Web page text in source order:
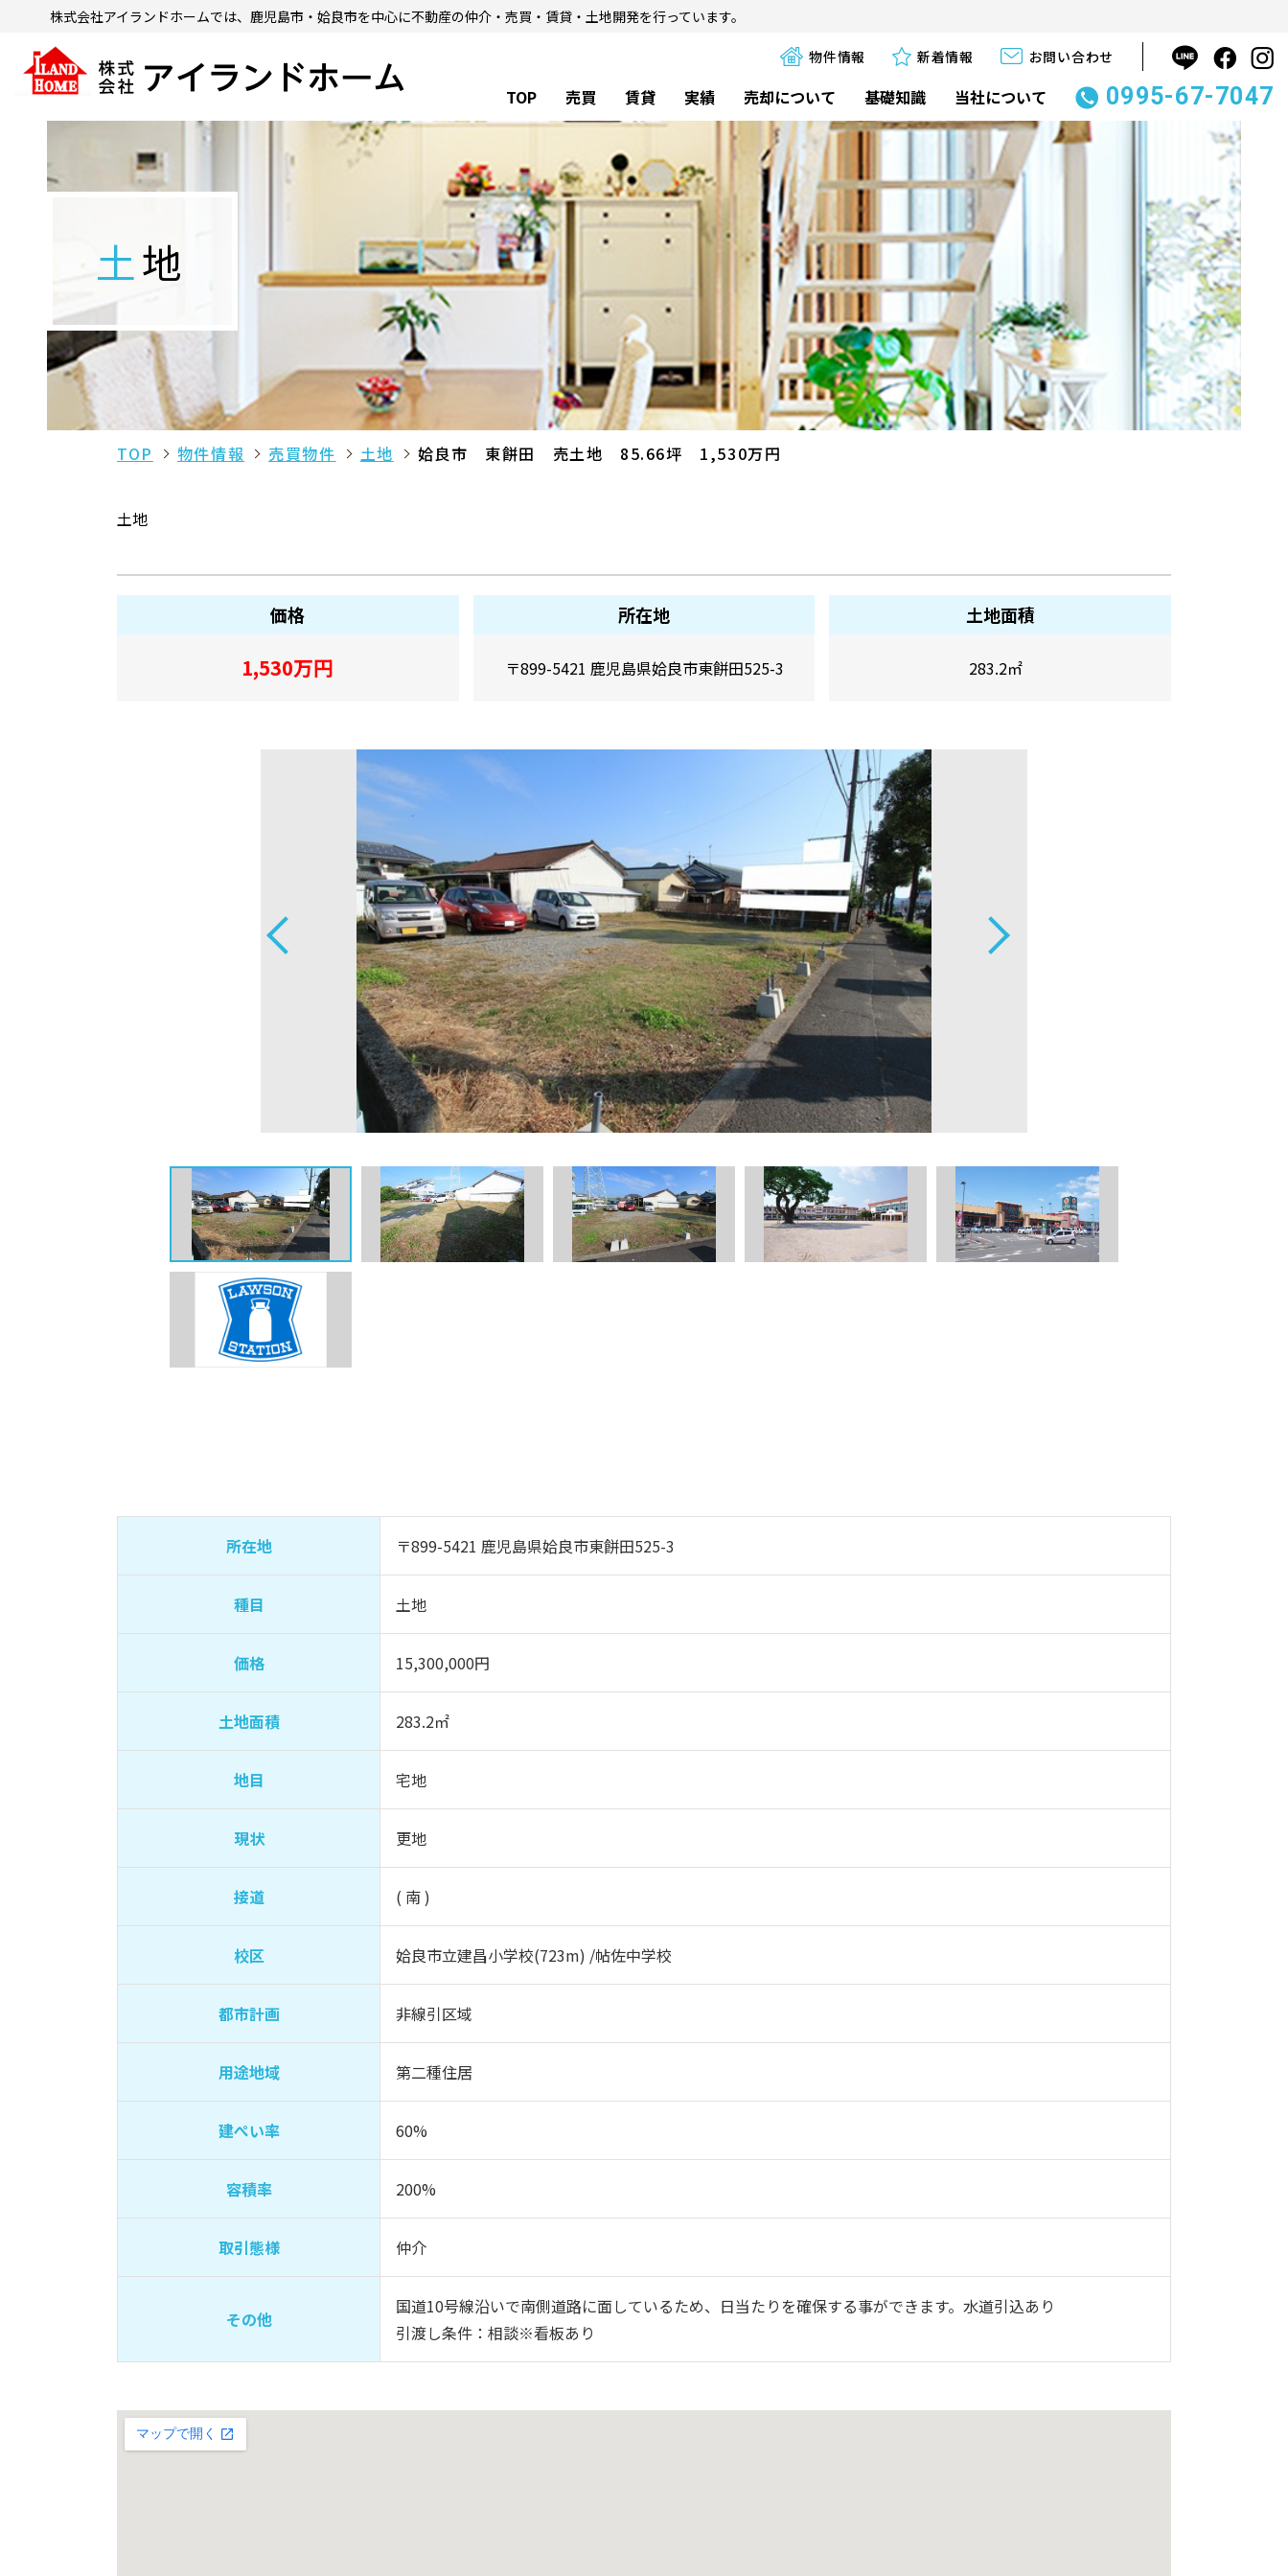
株式会社アイランドホームでは、鹿児島市・姶良市を中心に不動産の仲介・売買・賃貸・土地開発を行っています。
物件情報 新着情報 お問い合わせ
TOP 売買 賃貸 実績 売却について 基礎知識 当社について 0995-67-7047
土地
TOP 物件情報 売買物件 土地 姶良市 東餅田 売土地 85.66坪 1,530万円
土地
価格
1,530万円
所在地
〒899-5421 鹿児島県姶良市東餅田525-3
土地面積
283.2㎡
所在地 〒899-5421 鹿児島県姶良市東餅田525-3
種目 土地
価格 15,300,000円
土地面積 283.2㎡
地目 宅地
現状 更地
接道 ( 南 )
校区 姶良市立建昌小学校(723m) /帖佐中学校
都市計画 非線引区域
用途地域 第二種住居
建ぺい率 60%
容積率 200%
取引態様 仲介
その他
国道10号線沿いで南側道路に面しているため、日当たりを確保する事ができます。水道引込あり
引渡し条件：相談※看板あり